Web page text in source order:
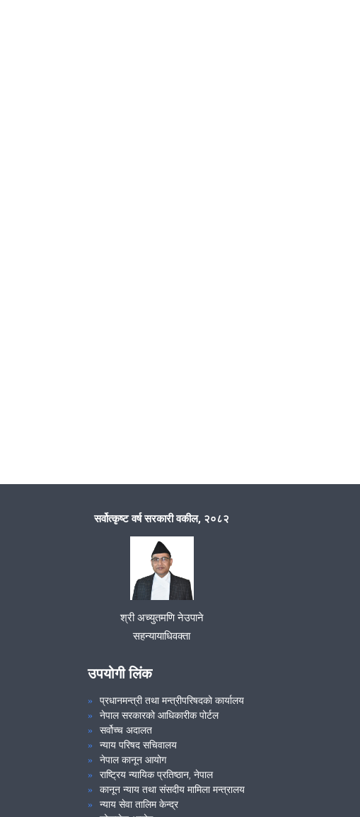
सर्वोत्कृष्ट वर्ष सरकारी वकील, २०८२
श्री अच्युतमणि नेउपाने
सहन्यायाधिवक्ता
उपयोगी लिंक
प्रधानमन्त्री तथा मन्त्रीपरिषदको कार्यालय
नेपाल सरकारको आधिकारीक पोर्टल
सर्वोच्च अदालत
न्याय परिषद सचिवालय
नेपाल कानून आयोग
राष्ट्रिय न्यायिक प्रतिष्ठान, नेपाल
कानून न्याय तथा संसदीय मामिला मन्त्रालय
न्याय सेवा तालिम केन्द्र